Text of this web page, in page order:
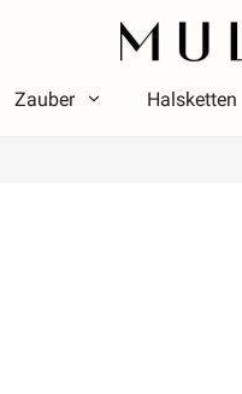
Zauber Halsketten